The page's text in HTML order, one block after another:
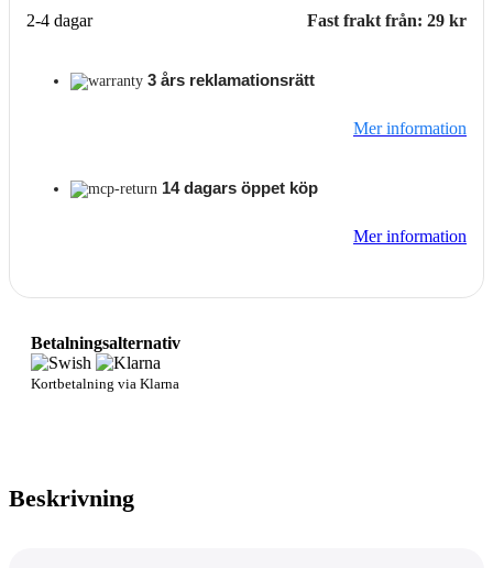
2-4 dagar Fast frakt från: 29 kr
3 års reklamationsrätt
Mer information
14 dagars öppet köp
Mer information
Betalningsalternativ
Kortbetalning via Klarna
Beskrivning